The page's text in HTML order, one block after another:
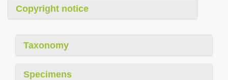
Copyright notice
Taxonomy
Specimens